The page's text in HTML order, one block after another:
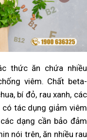
thức ăn chứa nhiều
viêm. Chất beta-
bí đỏ, rau xanh, các
tác dụng giảm viêm
dạng cần bảo đảm
nói trên, ăn nhiều rau